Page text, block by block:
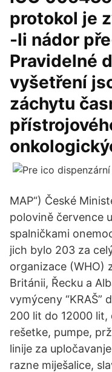
protokol je
-li nádor
Pravidelné
vyšetření
záchytu
MAP“) České
polovině července
spalničkami
jich bylo 203 za
organizace (WHO)
Británii, Řecku a
vymýceny “KRAŠ”
200 lit do 12000 lit,
rešetke, pumpe,
linije za
razne miješalice,